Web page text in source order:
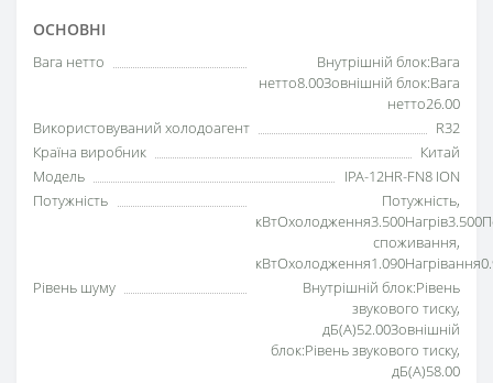
ОСНОВНІ
Вага нетто
Внутрішній блок:Вага
нетто8.00Зовнішній блок:Вага
нетто26.00
Використовуваний холодоагент
R32
Країна виробник
Китай
Модель
IPA-12HR-FN8 ION
Потужність
Потужність,
споживання,
Рівень шуму
Внутрішній блок:Рівень
звукового тиску,
дБ(А)52.00Зовнішній
блок:Рівень звукового тиску,
дБ(А)58.00